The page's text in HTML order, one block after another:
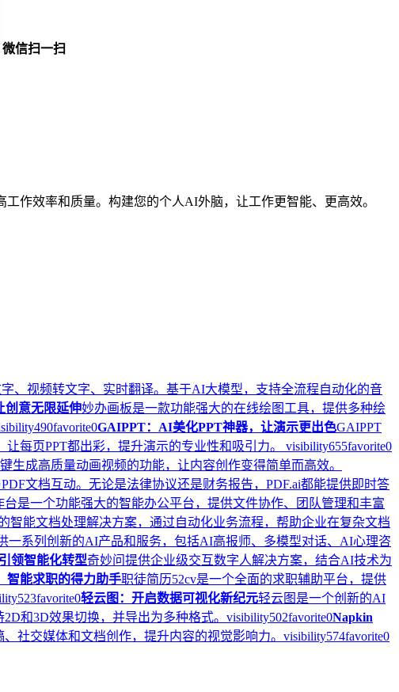
微信扫一扫
作效率和质量。构建您的个人AI外脑，让工作更智能、更高效。
、视频转文字、实时翻译。基于AI大模型，支持全流程自动化的音
创意无限延伸妙办画板是一款功能强大的在线绘图工具，提供多种绘
490favorite0GAIPPT：AI美化PPT神器，让演示更出色GAIPPT
每页PPT都出彩，提升演示的专业性和吸引力。 visibility655favorite0
生成高质量动画视频的功能，让内容创作变得简单而高效。
文档互动。无论是法律协议还是财务报告，PDF.ai都能提供即时答
台是一个功能强大的智能办公平台，提供文件协作、团队管理和丰富
智能文档处理解决方案，通过自动化业务流程，帮助企业在复杂文档
一系列创新的AI产品和服务，包括AI高报师、多模型对话、AI心理咨
领智能化转型奇妙问提供企业级交互数字人解决方案，结合AI技术为
智能求职的得力助手职徒简历52cv是一个全面的求职辅助平台，提供
523favorite0轻云图：开启数据可视化新纪元轻云图是一个创新的AI
和3D效果切换，并导出为多种格式。 visibility502favorite0Napkin
社交媒体和文档创作，提升内容的视觉影响力。 visibility574favorite0